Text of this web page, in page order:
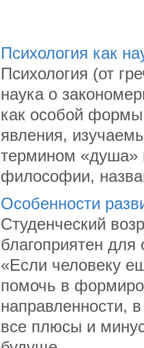
Психология как
Психология (от
наука о
как особой формы
явления,
термином «душа»
философии,
Особенности
Студенческий
благоприятен для
«Если человеку
помочь в
направленности,
все плюсы и